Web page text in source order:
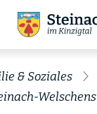
& Soziales